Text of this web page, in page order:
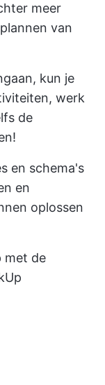
meer
van
kun je
werk
de
en schema's
en
oplossen
met de